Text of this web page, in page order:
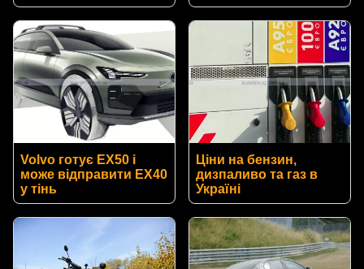
Volvo готує EX50 і
може відправити EX40
у тінь
Ціни на бензин,
дизпаливо та газ в
Україні